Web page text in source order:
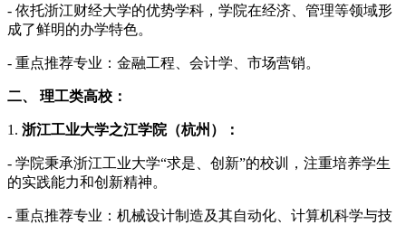
- 依托浙江财经大学的优势学科，学院在经济、管理等领域形
成了鲜明的办学特色。
- 重点推荐专业：金融工程、会计学、市场营销。
二、 理工类高校：
1. 浙江工业大学之江学院（杭州）：
- 学院秉承浙江工业大学“求是、创新”的校训，注重培养学生
的实践能力和创新精神。
- 重点推荐专业：机械设计制造及其自动化、计算机科学与技